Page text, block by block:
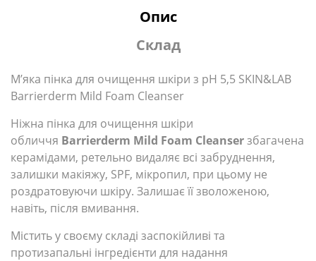
Опис
Склад
М’яка пінка для очищення шкіри з рН 5,5 SKIN&LAB
Barrierderm Mild Foam Cleanser
Ніжна пінка для очищення шкіри
обличчя Barrierderm Mild Foam Cleanserзбагачена
керамідами, ретельно видаляє всі забруднення,
залишки макіяжу, SPF, мікропил, при цьому не
роздратовуючи шкіру. Залишає її зволоженою,
навіть, після вмивання.
Містить у своєму складі заспокійливі та
протизапальні інгредієнти для надання